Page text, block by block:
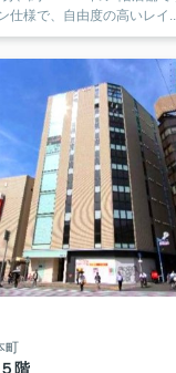
仕様で、自由度の高いレイ...
町
５階